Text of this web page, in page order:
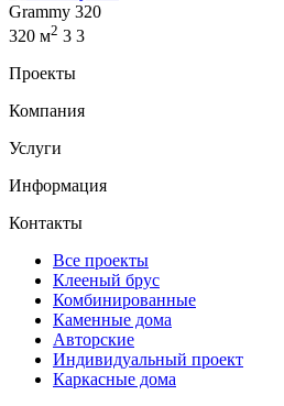
Grammy 320
320 м2 3 3
Проекты
Компания
Услуги
Информация
Контакты
Все проекты
Клееный брус
Комбинированные
Каменные дома
Авторские
Индивидуальный проект
Каркасные дома